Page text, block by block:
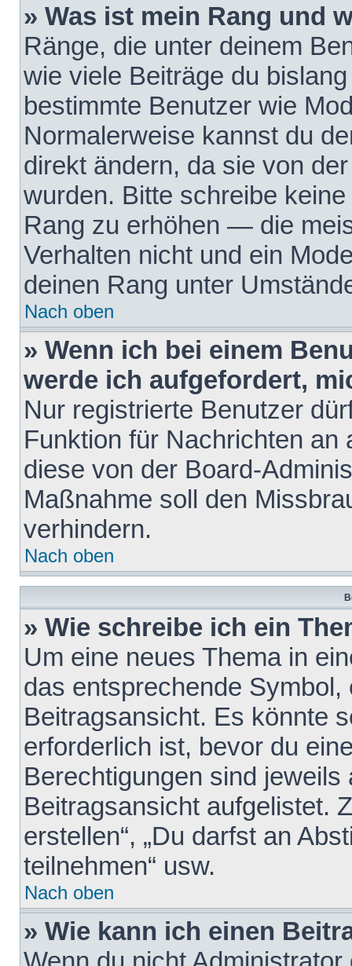
» Was ist mein Rang und
Ränge, die unter deinem
wie viele Beiträge du
bestimmte Benutzer wie
Normalerweise kannst du
direkt ändern, da sie von
wurden. Bitte schreibe
Rang zu erhöhen — die
Verhalten nicht und ein
deinen Rang unter
Nach oben
» Wenn ich bei einem
werde ich aufgefordert,
Nur registrierte Benutzer
Funktion für Nachrichten
diese von der Board-
Maßnahme soll den
verhindern.
Nach oben
» Wie schreibe ich ein
Um eine neues Thema in
das entsprechende
Beitragsansicht. Es könnte
erforderlich ist, bevor du
Berechtigungen sind
Beitragsansicht aufgelistet.
erstellen“, „Du darfst an
teilnehmen“ usw.
Nach oben
» Wie kann ich einen